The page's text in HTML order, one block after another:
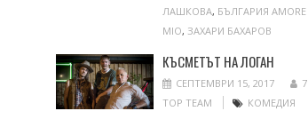
ЛАШКОВА, БЪЛГАРИЯ AMORE
MIO, ЗАХАРИ БАХАРОВ
КЪСМЕТЪТ НА ЛОГАН
СЕПТЕМВРИ 15, 2017
7
TOP TEAM
КОМЕДИЯ